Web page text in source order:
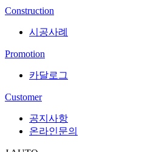
Construction
시공사례
Promotion
카달로그
Customer
공지사항
온라인문의